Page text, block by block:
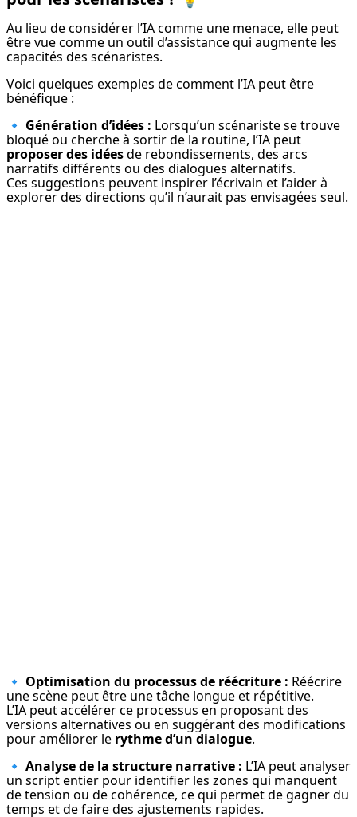
Au lieu de considérer l’IA comme une menace, elle peut
être vue comme un outil d’assistance qui augmente les
capacités des scénaristes.
Voici quelques exemples de comment l’IA peut être
bénéfique :
🔹 Génération d’idées : Lorsqu’un scénariste se trouve
proposer des idées de rebondissements, des arcs
narratifs différents ou des dialogues alternatifs.
Ces suggestions peuvent inspirer l’écrivain et l’aider à
explorer des directions qu’il n’aurait pas envisagées seul.
🔹 Optimisation du processus de réécriture : Réécrire
une scène peut être une tâche longue et répétitive.
L’IA peut accélérer ce processus en proposant des
versions alternatives ou en suggérant des modifications
pour améliorer le rythme d’un dialogue.
🔹 Analyse de la structure narrative : L’IA peut analyser
un script entier pour identifier les zones qui manquent
de tension ou de cohérence, ce qui permet de gagner du
temps et de faire des ajustements rapides.